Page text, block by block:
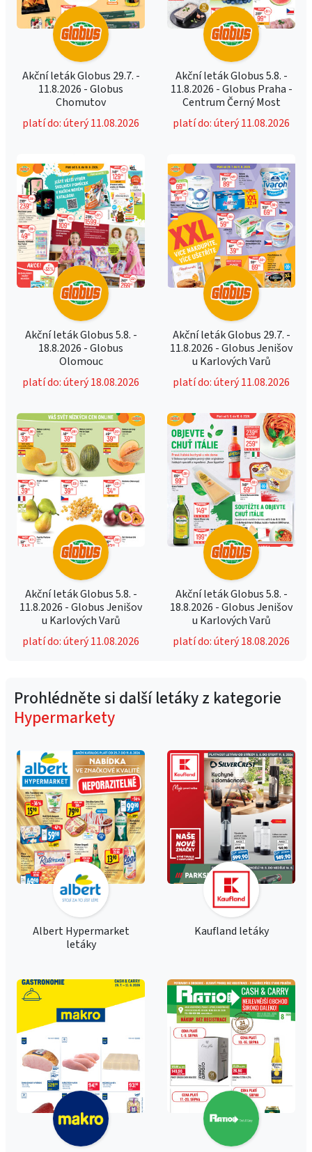
Akční leták Globus 29.7. -
11.8.2026 - Globus
Chomutov
platí do: úterý 11.08.2026
Akční leták Globus 5.8. -
11.8.2026 - Globus Praha -
Centrum Černý Most
platí do: úterý 11.08.2026
Akční leták Globus 5.8. -
18.8.2026 - Globus
Olomouc
platí do: úterý 18.08.2026
Akční leták Globus 29.7. -
11.8.2026 - Globus Jenišov
u Karlových Varů
platí do: úterý 11.08.2026
Akční leták Globus 5.8. -
11.8.2026 - Globus Jenišov
u Karlových Varů
platí do: úterý 11.08.2026
Akční leták Globus 5.8. -
18.8.2026 - Globus Jenišov
u Karlových Varů
platí do: úterý 18.08.2026
Prohlédněte si další letáky z kategorie
Hypermarkety
Albert Hypermarket
letáky
Kaufland letáky